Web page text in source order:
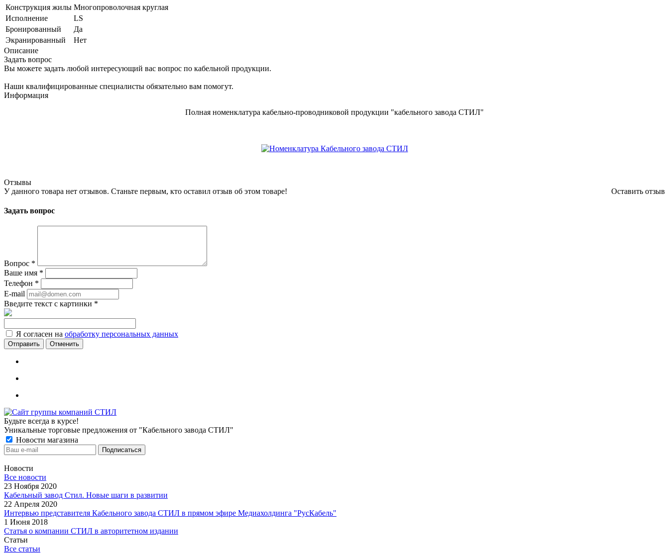
Конструкция жилы Многопроволочная круглая
Исполнение
LS
Бронированный
Да
Экранированный
Нет
Описание
Задать вопрос
Вы можете задать любой интересующий вас вопрос по кабельной продукции.
Наши квалифицированные специалисты обязательно вам помогут.
Информация
Полная номенклатура кабельно-проводниковой продукции "кабельного завода СТИЛ"
Отзывы
Оставить отзыв
У данного товара нет отзывов. Станьте первым, кто оставил отзыв об этом товаре!
Задать вопрос
Вопрос *
Ваше имя *
Телефон *
E-mail
Введите текст с картинки *
Я согласен на обработку персональных данных
Отменить
Будьте всегда в курсе!
Уникальные торговые предложения от "Кабельного завода СТИЛ"
Новости магазина
Новости
Все новости
23 Ноября 2020
Кабельный завод Стил. Новые шаги в развитии
22 Апреля 2020
Интервью представителя Кабельного завода СТИЛ в прямом эфире Медиахолдинга "РусКабель"
1 Июня 2018
Статья о компании СТИЛ в авторитетном издании
Статьи
Все статьи